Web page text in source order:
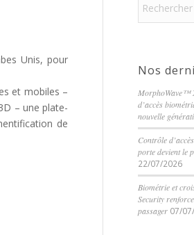
Unis, pour
et mobiles –
– une plate-
de
Nos
MorphoWave™
d’accès
nouvelle
Contrôle
porte devient le
22/07/2026
Biométrie et
Security
passager 07/